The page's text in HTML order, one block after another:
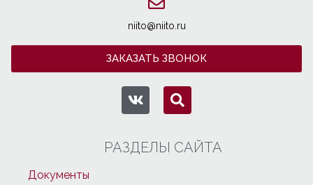
niito@niito.ru
ЗАКАЗАТЬ ЗВОНОК
РАЗДЕЛЫ САЙТА
Документы